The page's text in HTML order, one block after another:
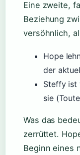
Eine zweite,
Beziehung
versöhnlich,
Hope
der
Steffy ist
sie
Was das
zerrüttet.
Beginn eines